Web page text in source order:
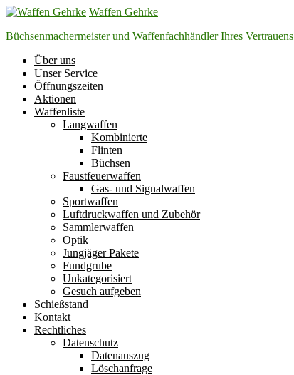
Zum
springen
Waffen Gehrke
Büchsenmachermeister und Waffenfachhändler Ihres Vertrauens
Über uns
Unser Service
Öffnungszeiten
Aktionen
Waffenliste
Langwaffen
Kombinierte
Flinten
Büchsen
Faustfeuerwaffen
Gas- und Signalwaffen
Sportwaffen
Luftdruckwaffen und Zubehör
Sammlerwaffen
Optik
Jungjäger Pakete
Fundgrube
Unkategorisiert
Gesuch aufgeben
Schießstand
Kontakt
Rechtliches
Datenschutz
Datenauszug
Löschanfrage